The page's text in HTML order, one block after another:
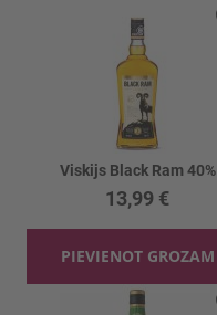
Viskijs Black Ram 40%
13,99 €
PIEVIENOT GROZAM